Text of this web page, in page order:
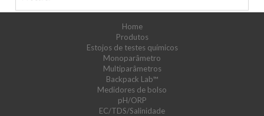
Home
Produtos
Estojos de testes químicos
Monoparâmetro
Multiparâmetros
Backpack Lab™
Medidores de bolso
pH/ORP
EC/TDS/Salinidade